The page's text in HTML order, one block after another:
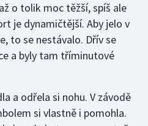
o tolik moc těžší, spíš ale
je dynamičtější. Aby jelo v
to se nestávalo. Dřív se
a byly tam tříminutové
a odřela si nohu. V závodě
si vlastně i pomohla.